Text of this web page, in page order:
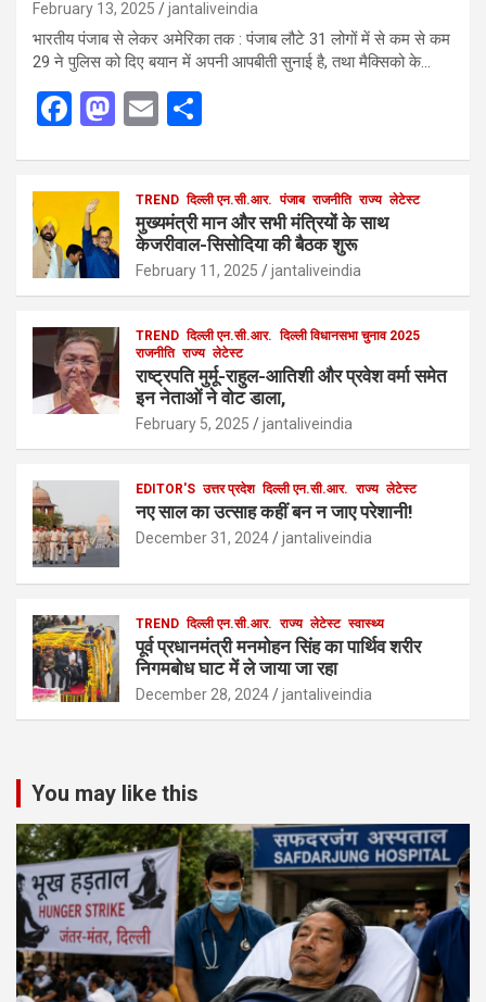
February 13, 2025 jantaliveindia
भारतीय पंजाब से लेकर अमेरिका तक : पंजाब लौटे 31 लोगों में से कम से कम
29 ने पुलिस को दिए बयान में अपनी आपबीती सुनाई है, तथा मैक्सिको के…
F
b
o
o
k
M
d
o
n
E
e
TREND दिल्ली एन.सी.आर. पंजाब राजनीति राज्य लेटेस्ट
मुख्यमंत्री मान और सभी मंत्रियों के साथ
केजरीवाल-सिसोदिया की बैठक शुरू
February 11, 2025 jantaliveindia
TREND दिल्ली एन.सी.आर. दिल्ली विधानसभा चुनाव 2025
राजनीति राज्य लेटेस्ट
राष्ट्रपति मुर्मू-राहुल-आतिशी और प्रवेश वर्मा समेत
इन नेताओं ने वोट डाला,
February 5, 2025 jantaliveindia
EDITOR'S उत्तर प्रदेश दिल्ली एन.सी.आर. राज्य लेटेस्ट
नए साल का उत्साह कहीं बन न जाए परेशानी!
December 31, 2024 jantaliveindia
TREND दिल्ली एन.सी.आर. राज्य लेटेस्ट स्वास्थ्य
पूर्व प्रधानमंत्री मनमोहन सिंह का पार्थिव शरीर
निगमबोध घाट में ले जाया जा रहा
December 28, 2024 jantaliveindia
You may like this